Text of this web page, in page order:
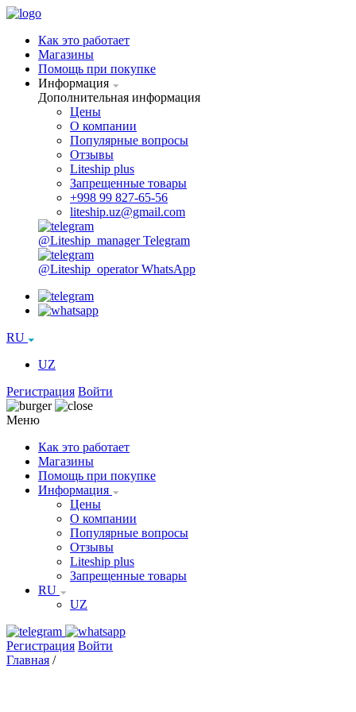
Как это работает
Магазины
Помощь при покупке
Информация
Дополнительная информация
Цены
О компании
Популярные вопросы
Отзывы
Liteship plus
Запрещенные товары
+998 99 827-65-56
liteship.uz@gmail.com
@Liteship_manager Telegram
@Liteship_operator WhatsApp
RU
UZ
Регистрация Войти
Меню
Как это работает
Магазины
Помощь при покупке
Информация
Цены
О компании
Популярные вопросы
Отзывы
Liteship plus
Запрещенные товары
RU
UZ
Регистрация Войти
Главная /